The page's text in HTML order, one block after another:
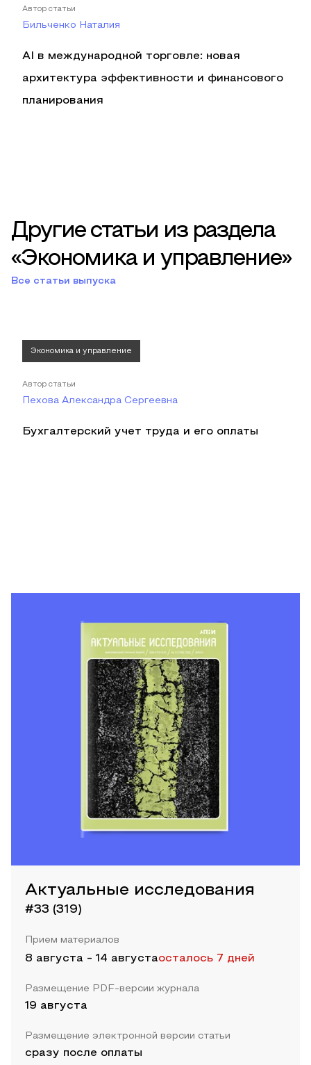
Автор статьи
Бильченко Наталия
AI в международной торговле: новая
архитектура эффективности и финансового
планирования
Другие статьи из раздела
«Экономика и управление»
Все статьи выпуска
Экономика и управление
Автор статьи
Пехова Александра Сергеевна
Бухгалтерский учет труда и его оплаты
Актуальные исследования
#33 (319)
Прием материалов
8 августа - 14 августаосталось 7 дней
Размещение PDF-версии журнала
19 августа
Размещение электронной версии статьи
сразу после оплаты